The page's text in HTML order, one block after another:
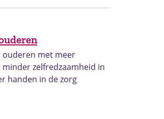
ouderen met meer
zelfredzaamheid in
handen in de zorg